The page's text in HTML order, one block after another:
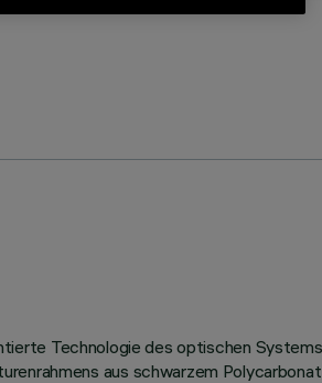
Technologie des optischen
aus schwarzem